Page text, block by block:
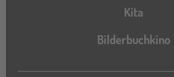
Kita
Bilderbuchkino